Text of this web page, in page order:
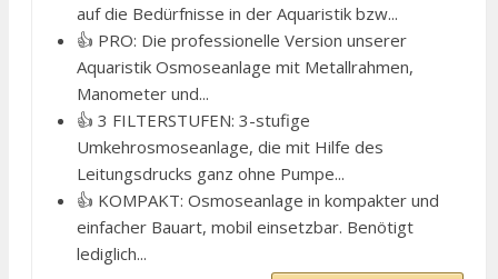
auf die Bedürfnisse in der Aquaristik bzw...
👍 PRO: Die professionelle Version unserer
Aquaristik Osmoseanlage mit Metallrahmen,
Manometer und...
👍 3 FILTERSTUFEN: 3-stufige
Umkehrosmoseanlage, die mit Hilfe des
Leitungsdrucks ganz ohne Pumpe...
👍 KOMPAKT: Osmoseanlage in kompakter und
einfacher Bauart, mobil einsetzbar. Benötigt
lediglich...